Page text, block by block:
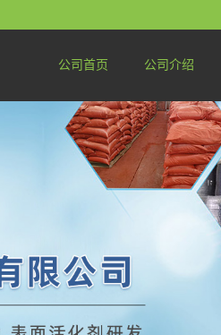
公司首页 公司介绍